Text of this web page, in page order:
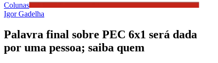
Colunas
Igor Gadelha
Palavra final sobre PEC 6x1 será dada
por uma pessoa; saiba quem